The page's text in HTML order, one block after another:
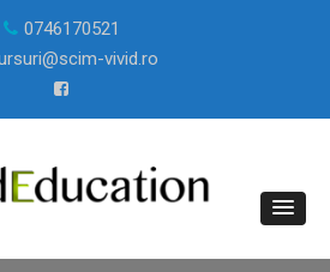
0746170521
vivid.ro